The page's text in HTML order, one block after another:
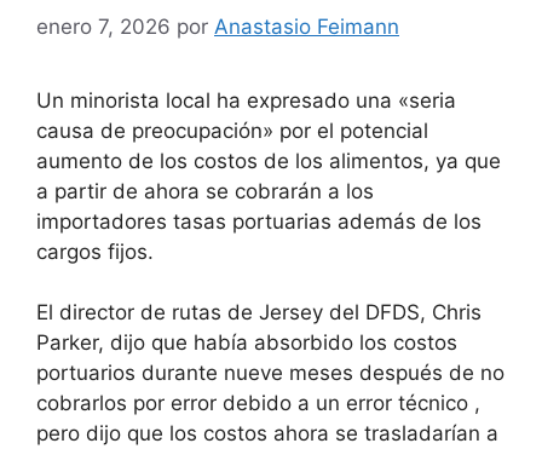
enero 7, 2026 por Anastasio Feimann
Un minorista local ha expresado una «seria
causa de preocupación» por el potencial
aumento de los costos de los alimentos, ya que
a partir de ahora se cobrarán a los
importadores tasas portuarias además de los
cargos fijos.
El director de rutas de Jersey del DFDS, Chris
Parker, dijo que había absorbido los costos
portuarios durante nueve meses después de no
cobrarlos por error debido a un error técnico ,
pero dijo que los costos ahora se trasladarían a